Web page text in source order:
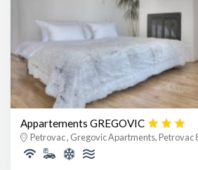
Appartements GREGOVIC
Petrovac , Gregovic Apartments, Petrovac